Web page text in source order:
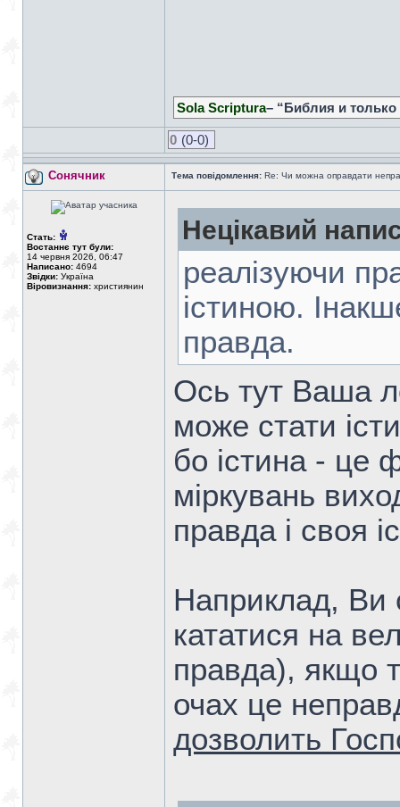
Sola Scriptura– “Библия и
0 (0-0)
Сонячник Тема повідомлення: Re: Чи можна оправдати
Стать:
Востаннє тут були:
14 червня 2026, 06:47
Написано: 4694
Звідки: Україна
Віровизнання: християнин
Нецікавий
реалізуючи
істиною.
правда.
Ось тут Ваша
може стати
бо істина - це
міркувань
правда і своя
Наприклад, Ви
кататися на
правда), якщо
очах це
дозволить